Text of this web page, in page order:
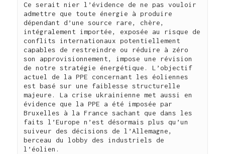
Ce serait nier l’évidence de ne pas vouloir
admettre que toute énergie à produire
dépendant d’une source rare, chère,
intégralement importée, exposée au risque de
conflits internationaux potentiellement
capables de restreindre ou réduire à zéro
son approvisionnement, impose une révision
de notre stratégie énergétique. L’objectif
actuel de la PPE concernant les éoliennes
est basé sur une faiblesse structurelle
majeure. La crise ukrainienne met aussi en
évidence que la PPE a été imposée par
Bruxelles à la France sachant que dans les
faits l’Europe n’est désormais plus qu’un
suiveur des décisions de l’Allemagne,
berceau du lobby des industriels de
l’éolien.